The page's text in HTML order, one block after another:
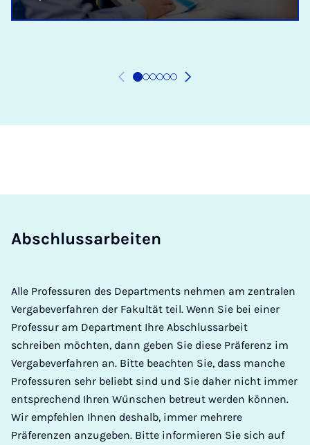
Ab­schluss­a­r­bei­ten
Alle Professuren des Departments nehmen am zentralen
Vergabeverfahren der Fakultät teil. Wenn Sie bei einer
Professur am Department Ihre Abschlussarbeit
schreiben möchten, dann geben Sie diese Präferenz im
Vergabeverfahren an. Bitte beachten Sie, dass manche
Professuren sehr beliebt sind und Sie daher nicht immer
entsprechend Ihren Wünschen betreut werden können.
Wir empfehlen Ihnen deshalb, immer mehrere
Präferenzen anzugeben. Bitte informieren Sie sich auf